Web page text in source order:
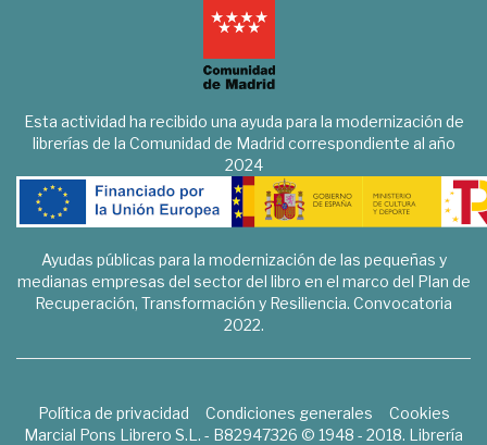
Esta actividad ha recibido una ayuda para la modernización de
librerías de la Comunidad de Madrid correspondiente al año
2024
Ayudas públicas para la modernización de las pequeñas y
medianas empresas del sector del libro en el marco del Plan de
Recuperación, Transformación y Resiliencia. Convocatoria
2022.
Política de privacidad Condiciones generales
Cookies
Marcial Pons Librero S.L. - B82947326 © 1948 - 2018. Librería